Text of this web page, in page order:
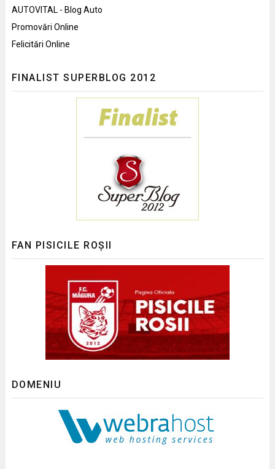
AUTOVITAL - Blog Auto
Promovări Online
Felicitări Online
FINALIST SUPERBLOG 2012
FAN PISICILE ROȘII
DOMENIU